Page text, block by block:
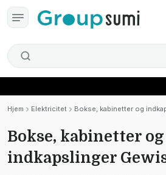
Hjem Elektricitet Bokse, kabinetter og
Bokse, kabinetter og
indkapslinger